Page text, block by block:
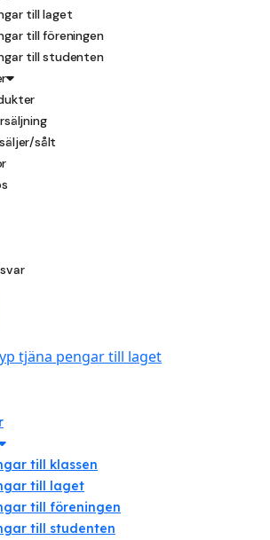
till laget
till föreningen
till studenten
sålt
till klassen
till laget
till föreningen
till studenten